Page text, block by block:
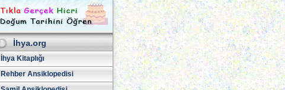
İhya.org
İhya Kitaplığı
Rehber Ansiklopedisi